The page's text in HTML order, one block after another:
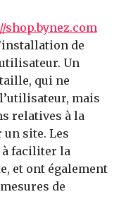
shop.bynez.com
de
Un
qui ne
mais
relatives à la
site. Les
à faciliter la
et ont également
de